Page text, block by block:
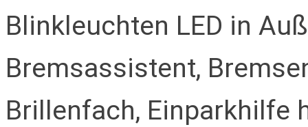
Blinkleuchten LED in
Bremsassistent,
Brillenfach, Einparkhilfe